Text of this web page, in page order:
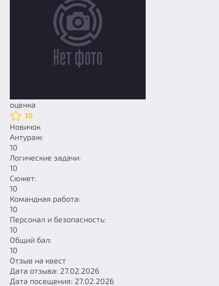
оценка
10
Новичок
Антураж:
10
Логические задачи:
10
Сюжет:
10
Командная работа:
10
Персонал и безопасность:
10
Общий бал:
10
Отзыв на квест
Дата отзыва: 27.02.2026
Дата посещения: 27.02.2026